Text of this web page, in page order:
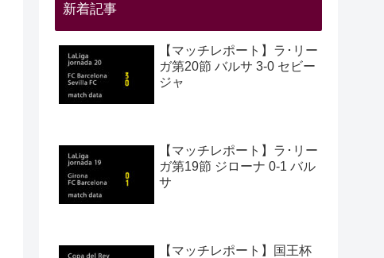
新着記事
【マッチレポート】ラ･リー
ガ第20節 バルサ 3-0 セビー
ジャ
【マッチレポート】ラ･リー
ガ第19節 ジローナ 0-1 バル
サ
【マッチレポート】国王杯